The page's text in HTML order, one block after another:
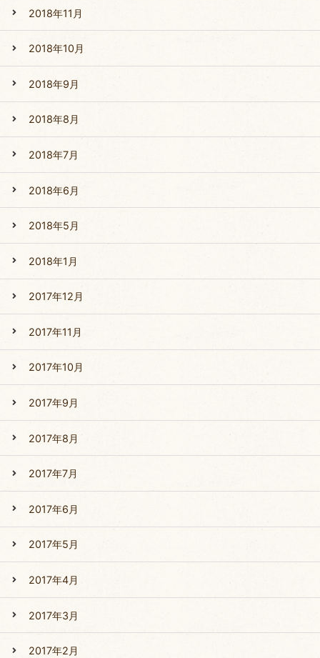
2018年11月
2018年10月
2018年9月
2018年8月
2018年7月
2018年6月
2018年5月
2018年1月
2017年12月
2017年11月
2017年10月
2017年9月
2017年8月
2017年7月
2017年6月
2017年5月
2017年4月
2017年3月
2017年2月